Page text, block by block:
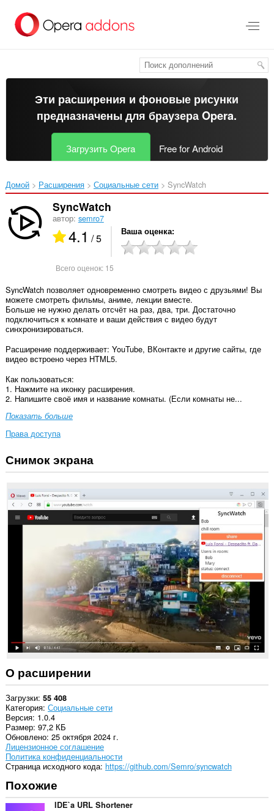
перейти
Эти расширения и фоновые рисунки
предназначены длябраузера Opera.
Загрузить Opera Free for Android
Домой Расширения Социальные сети SyncWatch‎
SyncWatch
автор: semro7
4.1 / 5 Ваша оценка
Всего оценок: 15
SyncWatch позволяет одновременно смотреть видео с друзьями! Вы
можете смотреть фильмы, аниме, лекции вместе.
Больше не нужно делать отсчёт на раз, два, три. Достаточно
подключиться к комнате и ваши действия с видео будут
синхронизироваться.
Расширение поддерживает: YouTube, ВКонтакте и другие сайты, где
видео встроено через HTML5.
Как пользоваться:
1. Нажмите на иконку расширения.
2. Напишите своё имя и название комнаты. (Если комнаты не...
Показать больше
Права доступа
У
этого
есть
доступ
к
вашим
данным
расширения
вашим
данным
на
сайтах.
This
extension
can
create
rich
notifications
and
display
them
to
you
in
Снимок экрана
О расширении
Загрузки 55 408
Категория Социальные сети
Версия 1.0.4
Размер 97,2 КБ
Обновлено 25 октября 2024 г.
Лицензионное соглашение
Политика конфиденциальности
Страница исходного кода https://github.com/Semro/syncwatch
Похожие
IDE`a URL Shortener